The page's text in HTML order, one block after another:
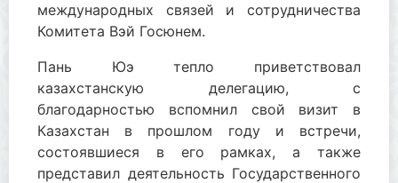
международных связей и сотрудничества
Комитета Вэй Госюнем.
Пань Юэ тепло приветствовал
казахстанскую делегацию, с
благодарностью вспомнил свой визит в
Казахстан в прошлом году и встречи,
состоявшиеся в его рамках, а также
представил деятельность Государственного